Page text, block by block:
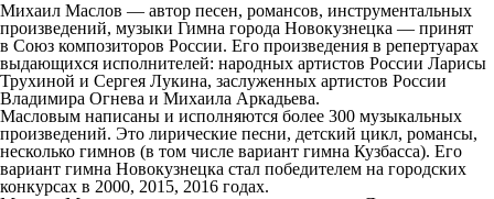
Михаил Маслов — автор песен, романсов, инструментальных
произведений, музыки Гимна города Новокузнецка — принят
в Союз композиторов России. Его произведения в репертуарах
выдающихся исполнителей: народных артистов России Ларисы
Трухиной и Сергея Лукина, заслуженных артистов России
Владимира Огнева и Михаила Аркадьева.
Масловым написаны и исполняются более 300 музыкальных
произведений. Это лирические песни, детский цикл, романсы,
несколько гимнов (в том числе вариант гимна Кузбасса). Его
вариант гимна Новокузнецка стал победителем на городских
конкурсах в 2000, 2015, 2016 годах.